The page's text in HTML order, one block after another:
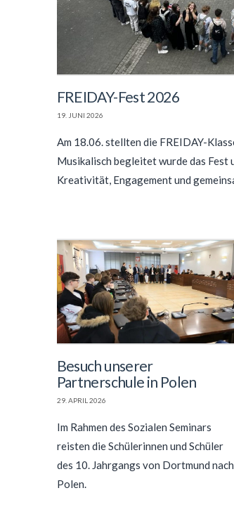
FREIDAY-Fest 2026
19. JUNI 2026
Am 18.06. stellten die FREIDAY-
Musikalisch begleitet wurde das Fest
Kreativität, Engagement und
Besuch unserer
Partnerschule in Polen
29. APRIL 2026
Im Rahmen des Sozialen Seminars
reisten die Schülerinnen und Schüler
des 10. Jahrgangs von Dortmund nach
Polen.